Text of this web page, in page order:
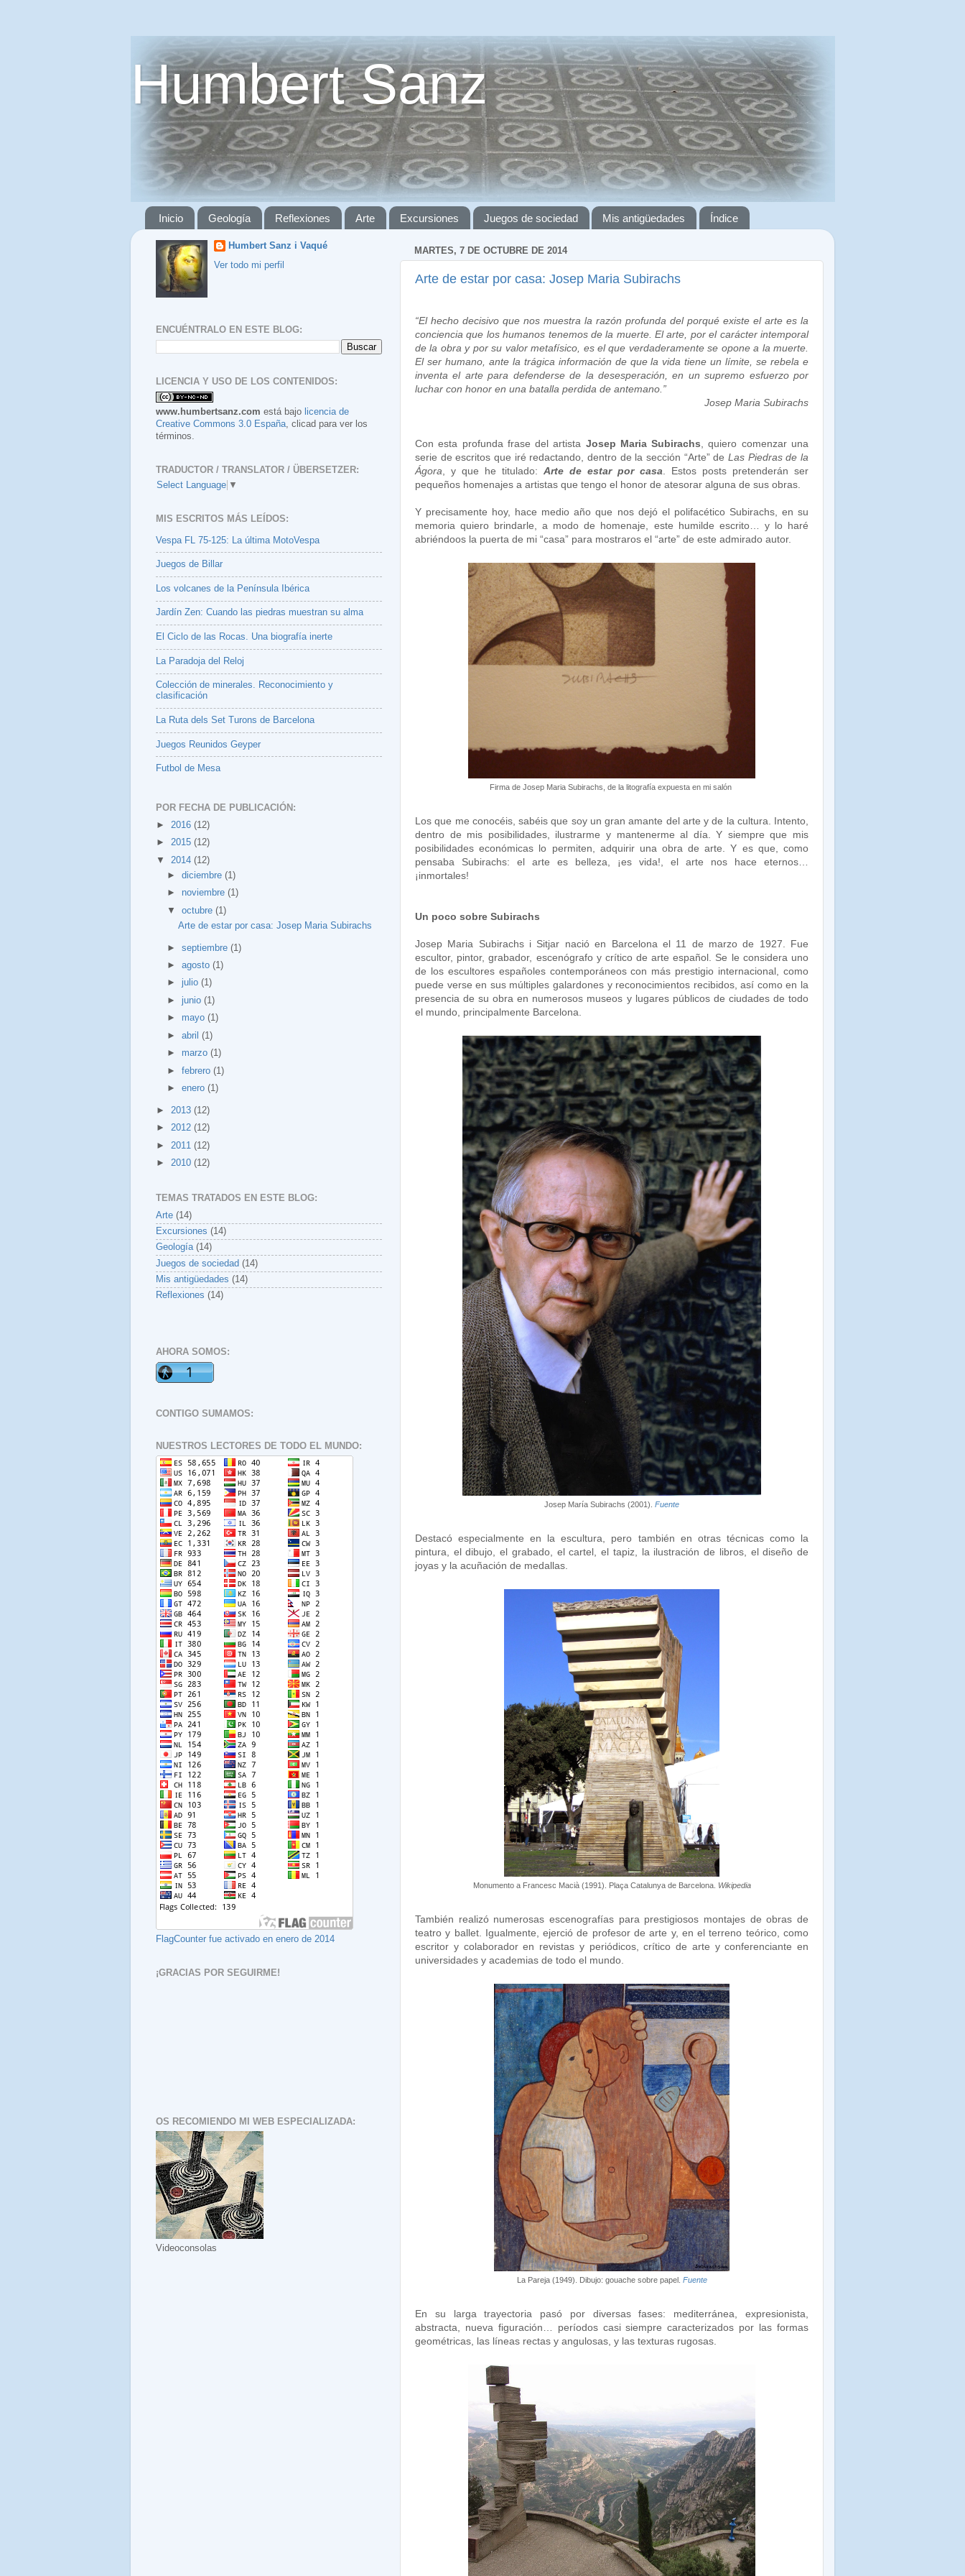
Humbert Sanz
Inicio Geología Reflexiones Arte Excursiones Juegos de sociedad Mis antigüedades Índice
MARTES, 7 DE OCTUBRE DE 2014
Arte de estar por casa: Josep Maria Subirachs
“El hecho decisivo que nos muestra la razón profunda del porqué existe el arte es la
conciencia que los humanos tenemos de la muerte. El arte, por el carácter intemporal
de la obra y por su valor metafísico, es el que verdaderamente se opone a la muerte.
El ser humano, ante la trágica información de que la vida tiene un límite, se rebela e
inventa el arte para defenderse de la desesperación, en un supremo esfuerzo por
luchar con honor en una batalla perdida de antemano.”
Josep Maria Subirachs
Con esta profunda frase del artista Josep Maria Subirachs , quiero comenzar una
serie de escritos que iré redactando, dentro de la sección “Arte” de Las Piedras de la
Ágora , y que he titulado: Arte de estar por casa . Estos posts pretenderán ser
pequeños homenajes a artistas que tengo el honor de atesorar alguna de sus obras.
Y precisamente hoy, hace medio año que nos dejó el polifacético Subirachs, en su
memoria quiero brindarle, a modo de homenaje, este humilde escrito… y lo haré
abriéndoos la puerta de mi “casa” para mostraros el “arte” de este admirado autor.
Firma de Josep Maria Subirachs, de la litografía expuesta en mi salón
Los que me conocéis, sabéis que soy un gran amante del arte y de la cultura. Intento,
dentro de mis posibilidades, ilustrarme y mantenerme al día. Y siempre que mis
posibilidades económicas lo permiten, adquirir una obra de arte. Y es que, como
pensaba Subirachs: el arte es belleza, ¡es vida!, el arte nos hace eternos…
¡inmortales!
Un poco sobre Subirachs
Josep Maria Subirachs i Sitjar nació en Barcelona el 11 de marzo de 1927. Fue
escultor, pintor, grabador, escenógrafo y crítico de arte español. Se le considera uno
de los escultores españoles contemporáneos con más prestigio internacional, como
puede verse en sus múltiples galardones y reconocimientos recibidos, así como en la
presencia de su obra en numerosos museos y lugares públicos de ciudades de todo
el mundo, principalmente Barcelona.
Josep María Subirachs (2001). Fuente
Destacó especialmente en la escultura, pero también en otras técnicas como la
pintura, el dibujo, el grabado, el cartel, el tapiz, la ilustración de libros, el diseño de
joyas y la acuñación de medallas.
Monumento a Francesc Macià (1991). Plaça Catalunya de Barcelona. Wikipedia
También realizó numerosas escenografías para prestigiosos montajes de obras de
teatro y ballet. Igualmente, ejerció de profesor de arte y, en el terreno teórico, como
escritor y colaborador en revistas y periódicos, crítico de arte y conferenciante en
universidades y academias de todo el mundo.
La Pareja (1949). Dibujo: gouache sobre papel. Fuente
En su larga trayectoria pasó por diversas fases: mediterránea, expresionista,
abstracta, nueva figuración… períodos casi siempre caracterizados por las formas
geométricas, las líneas rectas y angulosas, y las texturas rugosas.
Humbert Sanz i Vaqué
Ver todo mi perfil
ENCUÉNTRALO EN ESTE BLOG:
LICENCIA Y USO DE LOS CONTENIDOS:
www.humbertsanz.com está bajo licencia de
Creative Commons 3.0 España , clicad para ver los
términos.
TRADUCTOR / TRANSLATOR / ÜBERSETZER:
Select Language ▼
MIS ESCRITOS MÁS LEÍDOS:
Vespa FL 75-125: La última MotoVespa
Juegos de Billar
Los volcanes de la Península Ibérica
Jardín Zen: Cuando las piedras muestran su alma
El Ciclo de las Rocas. Una biografía inerte
La Paradoja del Reloj
Colección de minerales. Reconocimiento y
clasificación
La Ruta dels Set Turons de Barcelona
Juegos Reunidos Geyper
Futbol de Mesa
POR FECHA DE PUBLICACIÓN:
► 2016 (12)
► 2015 (12)
▼ 2014 (12)
►diciembre(1)
► noviembre(1)
▼octubre(1)
Arte de estar por casa: Josep Maria Subirachs
►septiembre(1)
►agosto(1)
►julio(1)
►junio(1)
► mayo(1)
►abril(1)
► marzo(1)
►febrero(1)
►enero(1)
► 2013 (12)
► 2012 (12)
► 2011 (12)
► 2010 (12)
TEMAS TRATADOS EN ESTE BLOG:
Arte (14)
Excursiones (14)
Geología (14)
Juegos de sociedad (14)
Mis antigüedades (14)
Reflexiones (14)
AHORA SOMOS:
CONTIGO SUMAMOS:
NUESTROS LECTORES DE TODO EL MUNDO:
FlagCounter fue activado en enero de 2014
¡GRACIAS POR SEGUIRME!
OS RECOMIENDO MI WEB ESPECIALIZADA:
Videoconsolas